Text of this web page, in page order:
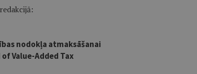
nodokļa atmaksāšanai
Value-Added Tax